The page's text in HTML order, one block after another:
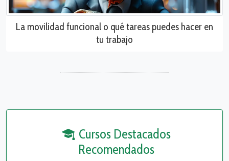
La movilidad funcional o qué tareas puedes hacer en
tu trabajo
Cursos Destacados
Recomendados